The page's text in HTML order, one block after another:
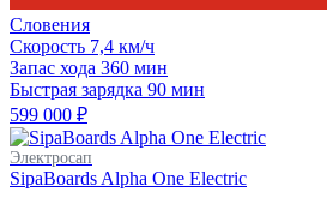
Словения
Скорость 7,4 км/ч
Запас хода 360 мин
Быстрая зарядка 90 мин
599 000 ₽
Электросап
SipaBoards Alpha One Electric